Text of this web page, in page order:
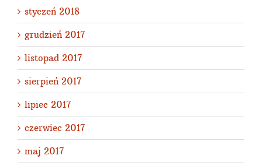
styczeń 2018
grudzień 2017
listopad 2017
sierpień 2017
lipiec 2017
czerwiec 2017
maj 2017